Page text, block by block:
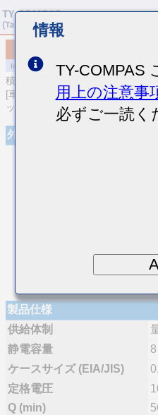
積層セラミックコンデンサ
[車載ボディ/インフォ＆高信頼用
ックコンデンサ (温度補償用)]
外観
製品仕様
供給体制
静電容量
ケースサイズ (EIA/JIS)
定格電圧
Q (min)
情報
TY-COMPAS
用上の注意事
必ずご一読く